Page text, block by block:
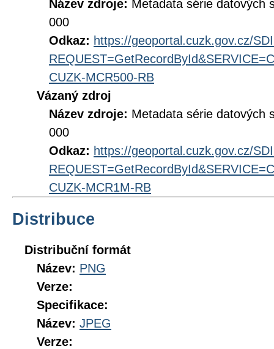
Název zdroje: Metadata série datových
000
Odkaz: https://geoportal.cuzk.gov.cz/
CUZK-MCR500-RB
Vázaný zdroj
Název zdroje: Metadata série datových
000
Odkaz: https://geoportal.cuzk.gov.cz/
CUZK-MCR1M-RB
Distribuce
Distribuční formát
Název: PNG
Verze:
Specifikace:
Název: JPEG
Verze: